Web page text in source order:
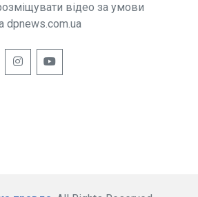
відео за умови
dpnews.com.ua